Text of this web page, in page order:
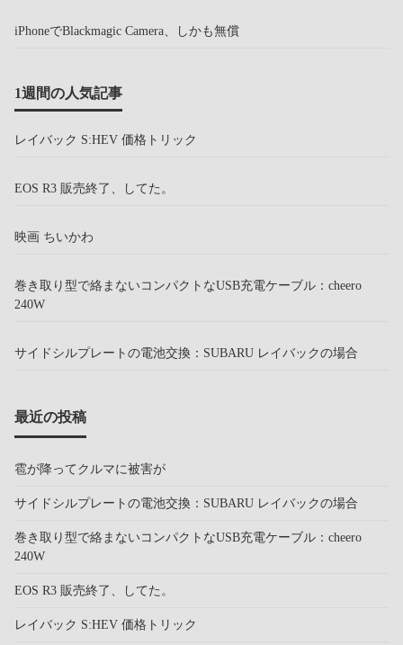
iPhoneでBlackmagic Camera、しかも無償
1週間の人気記事
レイバック S:HEV 価格トリック
EOS R3 販売終了、してた。
映画 ちいかわ
巻き取り型で絡まないコンパクトなUSB充電ケーブル：cheero
240W
サイドシルプレートの電池交換：SUBARU レイバックの場合
最近の投稿
雹が降ってクルマに被害が
サイドシルプレートの電池交換：SUBARU レイバックの場合
巻き取り型で絡まないコンパクトなUSB充電ケーブル：cheero
240W
EOS R3 販売終了、してた。
レイバック S:HEV 価格トリック